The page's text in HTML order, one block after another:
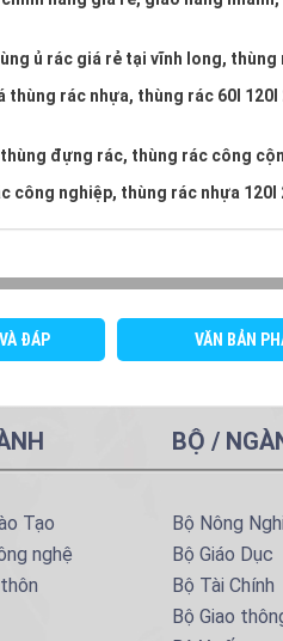
ủ rác giá rẻ tại vĩnh long,
thùng rác nhựa, thùng rác 60l
đựng rác, thùng rác công
công nghiệp, thùng rác nhựa
ĐÁP VĂN BẢN
Tạo
nghệ
BỘ /
Bộ Nông
Bộ Giáo Dục
Bộ Tài Chính
Bộ Giao